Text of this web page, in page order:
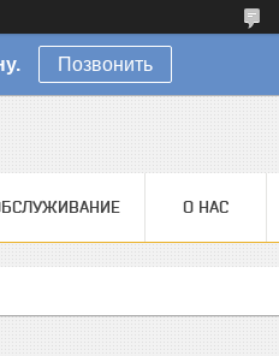
Позвонить
О НАС